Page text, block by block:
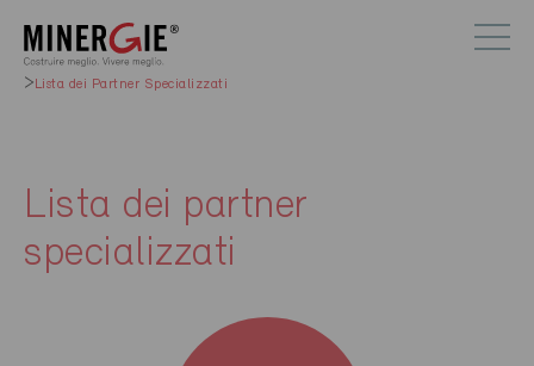
Lista dei Partner Specializzati
Lista dei partner
specializzati